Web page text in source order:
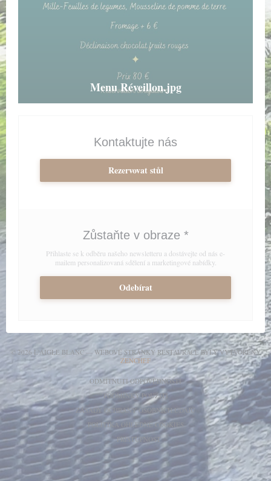
Menu Réveillon.jpg
Kontaktujte nás
Rezervovat stůl
Zůstaňte v obraze *
Přihlaste se k odběru našeho newsletteru a dostávejte od nás e-
mailem personalizovaná sdělení a marketingové nabídky.
Odebírat
© 2026 L'AIGLE BLANC — WEBOVÉ STRÁNKY RESTAURACE BYLY VYTVOŘENY
ZENCHEF((OTEVŘE SE V NOVÉM OKNĚ))
ODMÍTNUTÍ ODPOVĚDNOSTI((OTEVŘE SE V NOVÉM
PODMÍNKY POUŽITÍ ((OTEVŘE SE V NOVÉM OKNĚ))
ZÁSADY OCHRANY OSOBNÍCH ÚDAJŮ ((OTEVŘE SE V
POLITIKA OHLEDNĚ COOKIES ((OTEVŘE SE V NOVÉM
PRISTUPNOST ((OTEVŘE SE V NOVÉM OKNĚ))